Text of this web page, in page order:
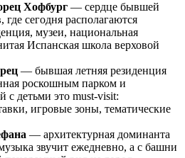
Хофбург — сердце бывшей
сегодня располагаются
музеи, национальная
Испанская школа верховой
— бывшая летняя резиденция
роскошным парком и
с детьми это must-visit:
игровые зоны, тематические
— архитектурная доминанта
звучит ежедневно, а с башни